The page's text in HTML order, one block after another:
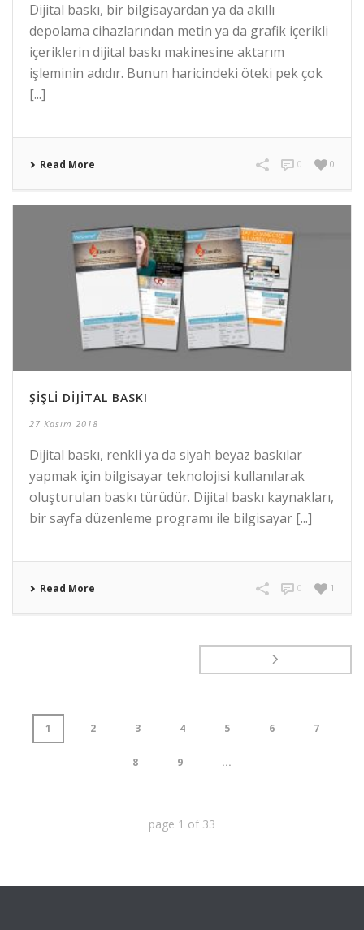
Dijital baskı, bir bilgisayardan ya da akıllı
depolama cihazlarından metin ya da grafik içerikli
içeriklerin dijital baskı makinesine aktarım
işleminin adıdır. Bunun haricindeki öteki pek çok
[...]
Read More 0
0
ŞIŞLI DIJITAL BASKI
27 Kasım 2018
Dijital baskı, renkli ya da siyah beyaz baskılar
yapmak için bilgisayar teknolojisi kullanılarak
oluşturulan baskı türüdür. Dijital baskı kaynakları,
bir sayfa düzenleme programı ile bilgisayar [...]
Read More 1
0
1 2 3 4 5 6 7
8 9 ...
page 1 of 33